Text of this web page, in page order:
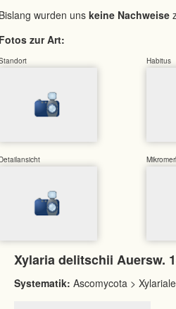
wurden uns keine Nachweise
zur Art:
Habitus
Xylaria delitschii Auersw.
Systematik: Ascomycota >